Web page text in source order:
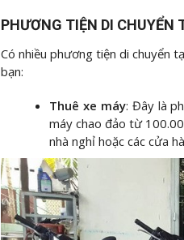
PHƯƠNG TIỆN DI CHUYỂN
Có nhiều phương tiện di chuyển
bạn:
Thuê xe máy: Đây là
máy chao đảo từ
nhà nghỉ hoặc các cửa